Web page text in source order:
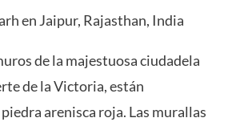
en Jaipur, Rajasthan, India
de la majestuosa ciudadela
de la Victoria, están
arenisca roja. Las murallas